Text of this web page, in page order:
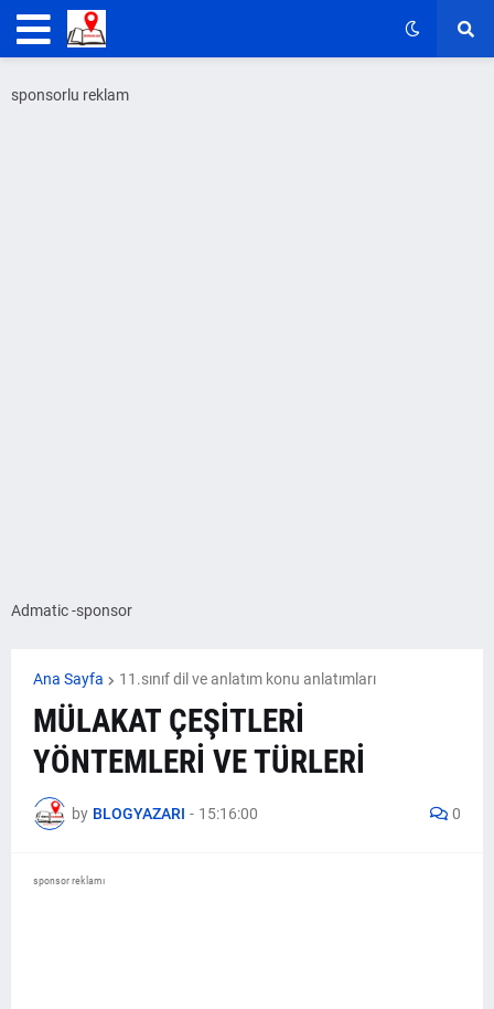
sponsorlu reklam
Admatic -sponsor
Ana Sayfa 11.sınıf dil ve anlatım konu anlatımları
MÜLAKAT ÇEŞİTLERİ
YÖNTEMLERİ VE TÜRLERİ
by BLOGYAZARI - 15:16:00 0
sponsor reklamı